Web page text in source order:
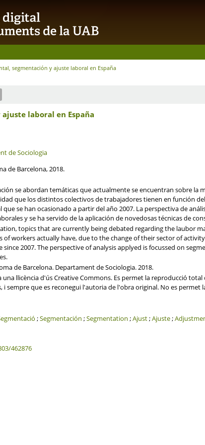
segmentación y ajuste laboral en España
laboral en España
de Sociologia
de Barcelona, 2018.
se abordan temáticas que actualmente se encuentran sobre la
que los distintos colectivos de trabajadores tienen en función
se han ocasionado a partir del año 2007. La perspectiva de
y se ha servido de la aplicación de novedosas técnicas de
topics that are currently being debated regarding the laubor
workers actually have, due to the change of their sector of
2007. The perspective of analysis applyed is focussed on
de Barcelona. Departament de Sociologia. 2018.
llicència d'ús Creative Commons. Es permet la reproducció
i sempre que es reconegui l'autoria de l'obra original. No es permet
;Segmentación ;Segmentation ;Ajust;Ajuste;
462876